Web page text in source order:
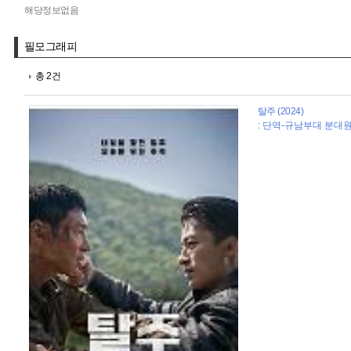
해당정보없음
필모그래피
총 2건
탈주 (2024)
: 단역-규남부대 분대